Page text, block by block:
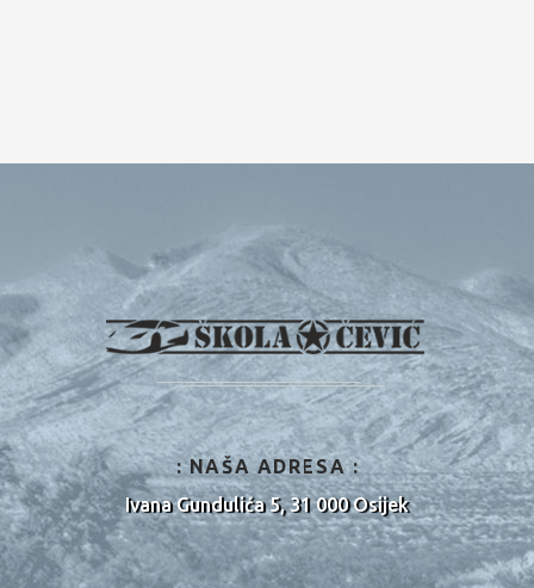
: NAŠA ADRESA :
Ivana Gundulića 5, 31 000 Osijek